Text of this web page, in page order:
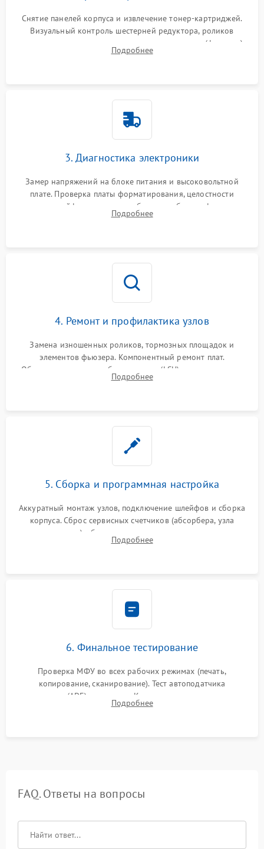
Снятие панелей корпуса и извлечение тонер-картриджей.
Визуальный контроль шестерней редуктора, роликов
захвата, термопленки и прижимного вала в печи (фьюзере).
Проверка оптики сканера на загрязнения.
Подробнее
3. Диагностика электроники
Замер напряжений на блоке питания и высоковольтной
плате. Проверка платы форматирования, целостности
плоских шлейфов сканера и работоспособности флажков и
оптопар (датчиков прохождения бумаги).
Подробнее
4. Ремонт и профилактика узлов
Замена изношенных роликов, тормозных площадок и
элементов фьюзера. Компонентный ремонт плат.
Обязательная очистка блока лазера (LSU), зеркал и тракта
печати от просыпанного тонера и бумажной пыли.
Подробнее
5. Сборка и программная настройка
Аккуратный монтаж узлов, подключение шлейфов и сборка
корпуса. Сброс сервисных счетчиков (абсорбера, узла
закрепления), обновление прошивки и программная
калибровка цветопередачи и позиционирования сканера.
Подробнее
6. Финальное тестирование
Проверка МФУ во всех рабочих режимах (печать,
копирование, сканирование). Тест автоподатчика
документов (ADF) и дуплекса. Контроль качества отпечатка
на отсутствие серого фона, полос и надежность запекания
Подробнее
FAQ. Ответы на вопросы